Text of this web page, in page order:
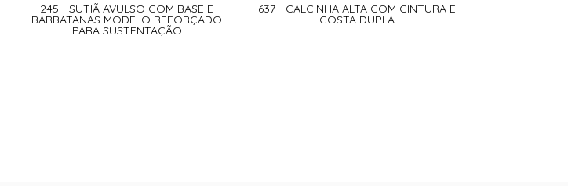
245 - SUTIÃ AVULSO COM BASE E
BARBATANAS MODELO REFORÇADO
PARA SUSTENTAÇÃO
637 - CALCINHA ALTA COM CINTURA E
COSTA DUPLA